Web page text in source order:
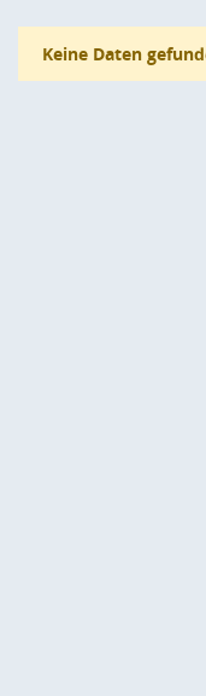
Keine Daten